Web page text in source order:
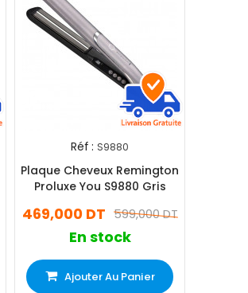
Réf : S9880
Plaque Cheveux Remington
Proluxe You S9880 Gris
599,000 DT
469,000 DT
En stock
Ajouter Au Panier